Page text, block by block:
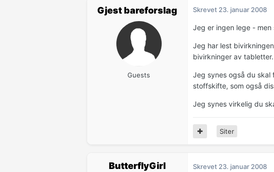
Gjest bareforslag
Guests
Skrevet 23. januar 2008
Jeg er ingen lege -
Jeg har lest
bivirkninger av tabletter.
Jeg synes også du
stoffskifte, som også
Jeg synes virkelig du
Siter
ButterflyGirl Skrevet 23. januar 2008